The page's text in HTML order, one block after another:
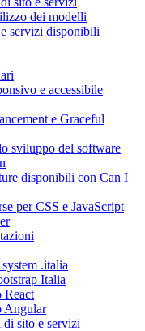
dei modelli
servizi disponibili
e accessibile
e Graceful
sviluppo del software
disponibili con Can I
per CSS e JavaScript
.italia
Italia
React
Angular
sito e servizi